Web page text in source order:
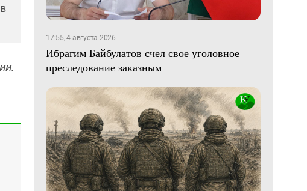
17:55, 4 августа 2026
Ибрагим Байбулатов счел свое уголовное
преследование заказным